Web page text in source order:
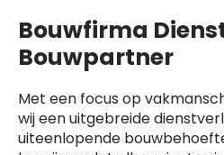
Bouwfirma
Bouwpartner
Met een focus op
wij een uitgebreide
uiteenlopende